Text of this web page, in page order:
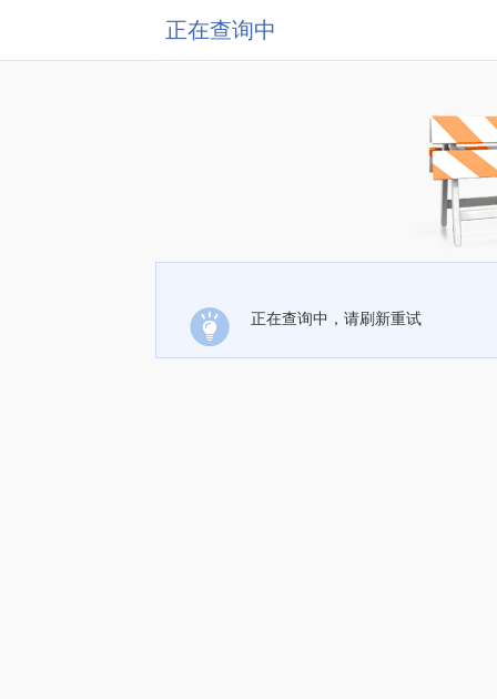
正在查询中
正在查询中，请刷新重试